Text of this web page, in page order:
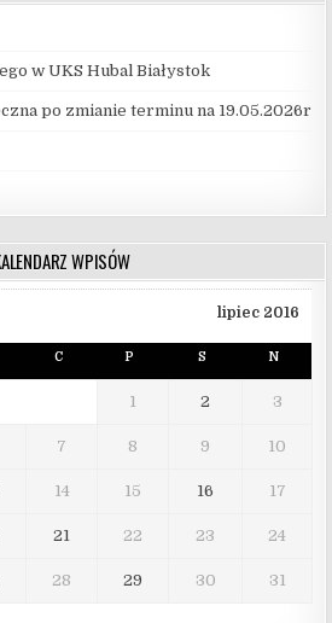
w UKS Hubal Białystok
po zmianie terminu na 19.05.2026r
WPISÓW
lipiec 2016
C P S N
1 2 3
7 8 9 10
14 15 16 17
21 22 23 24
28 29 30 31